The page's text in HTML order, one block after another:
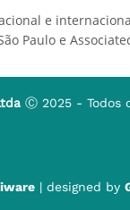
e
Paulo e
Ⓒ 2025 - Todos
| designed by